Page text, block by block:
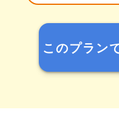
このプラン